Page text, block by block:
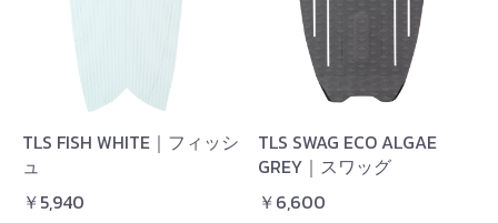
TLS FISH WHITE｜フィッシ
ュ
￥5,940
TLS SWAG ECO ALGAE
GREY｜スワッグ
￥6,600